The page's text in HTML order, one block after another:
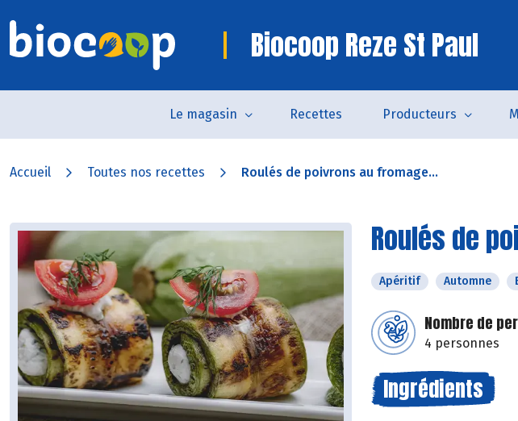
Biocoop Reze St Paul
Le magasin Recettes Producteurs
Accueil Toutes nos recettes Roulés de poivrons au fromage...
Roulés de
Apéritif Automne
Nombre de
4 personnes
Ingrédients